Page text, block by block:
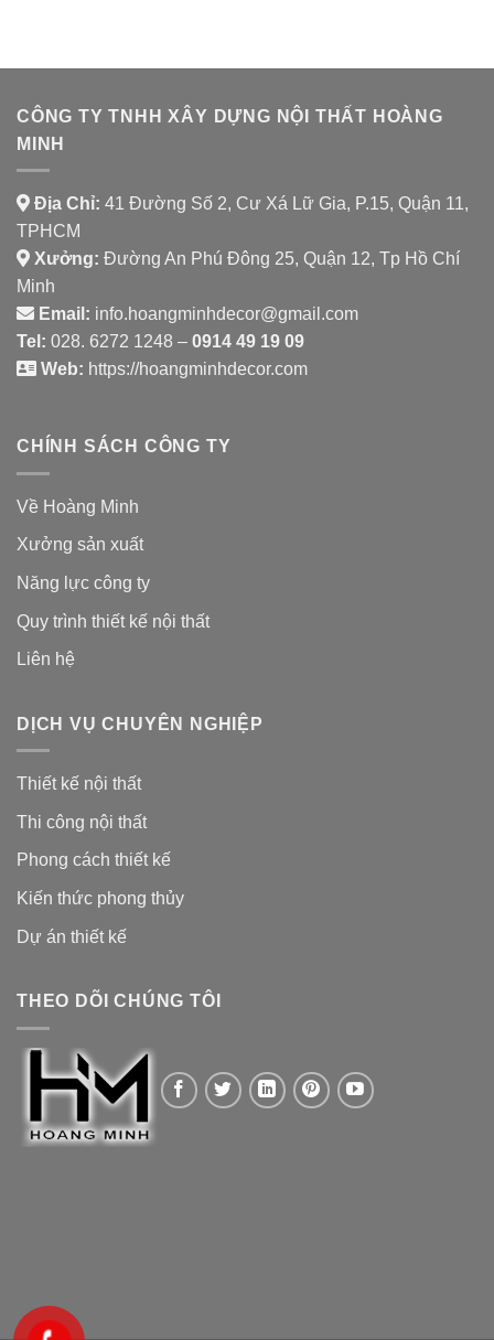
CÔNG TY TNHH XÂY DỰNG NỘI THẤT HOÀNG
MINH
Địa Chỉ: 41 Đường Số 2, Cư Xá Lữ Gia, P.15, Quận 11,
TPHCM
Xưởng: Đường An Phú Đông 25, Quận 12, Tp Hồ Chí
Minh
Email: info.hoangminhdecor@gmail.com
Tel: 028. 6272 1248 – 0914 49 19 09
Web: https://hoangminhdecor.com
CHÍNH SÁCH CÔNG TY
Về Hoàng Minh
Xưởng sản xuất
Năng lực công ty
Quy trình thiết kế nội thất
Liên hệ
DỊCH VỤ CHUYÊN NGHIỆP
Thiết kế nội thất
Thi công nội thất
Phong cách thiết kế
Kiến thức phong thủy
Dự án thiết kế
THEO DÕI CHÚNG TÔI